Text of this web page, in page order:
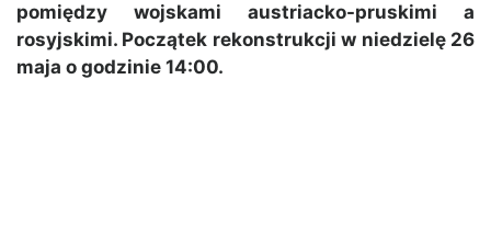
pomiędzy wojskami austriacko-pruskimi a
rosyjskimi. Początek rekonstrukcji w niedzielę 26
maja o godzinie 14:00.